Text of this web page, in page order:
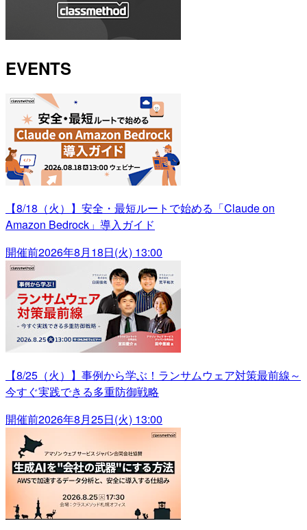
EVENTS
【8/18（火）】安全・最短ルートで始める「Claude on
Amazon Bedrock」導入ガイド
開催前2026年8月18日(火) 13:00
【8/25（火）】事例から学ぶ！ランサムウェア対策最前線～
今すぐ実践できる多重防御戦略
開催前2026年8月25日(火) 13:00